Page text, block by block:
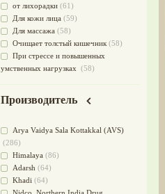
от лихорадки (61)
Для кожи лица (59)
Для массажа (58)
Очищает толстый кишечник (58)
При стрессе и повышенных
умственных нагрузках (58)
Для наружного и внутреннего
Для приготовления пищи(49)
от инфекций мочеполовой
системы(49)
Для стабилизации деятельности
ЦНС(47)
Производитель
Arya Vaidya Sala Kottakkal (AVS)
(286)
Himalaya (86)
Adarsh (64)
Khadi (64)